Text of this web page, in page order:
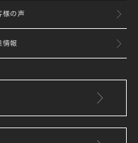
様の声
情報